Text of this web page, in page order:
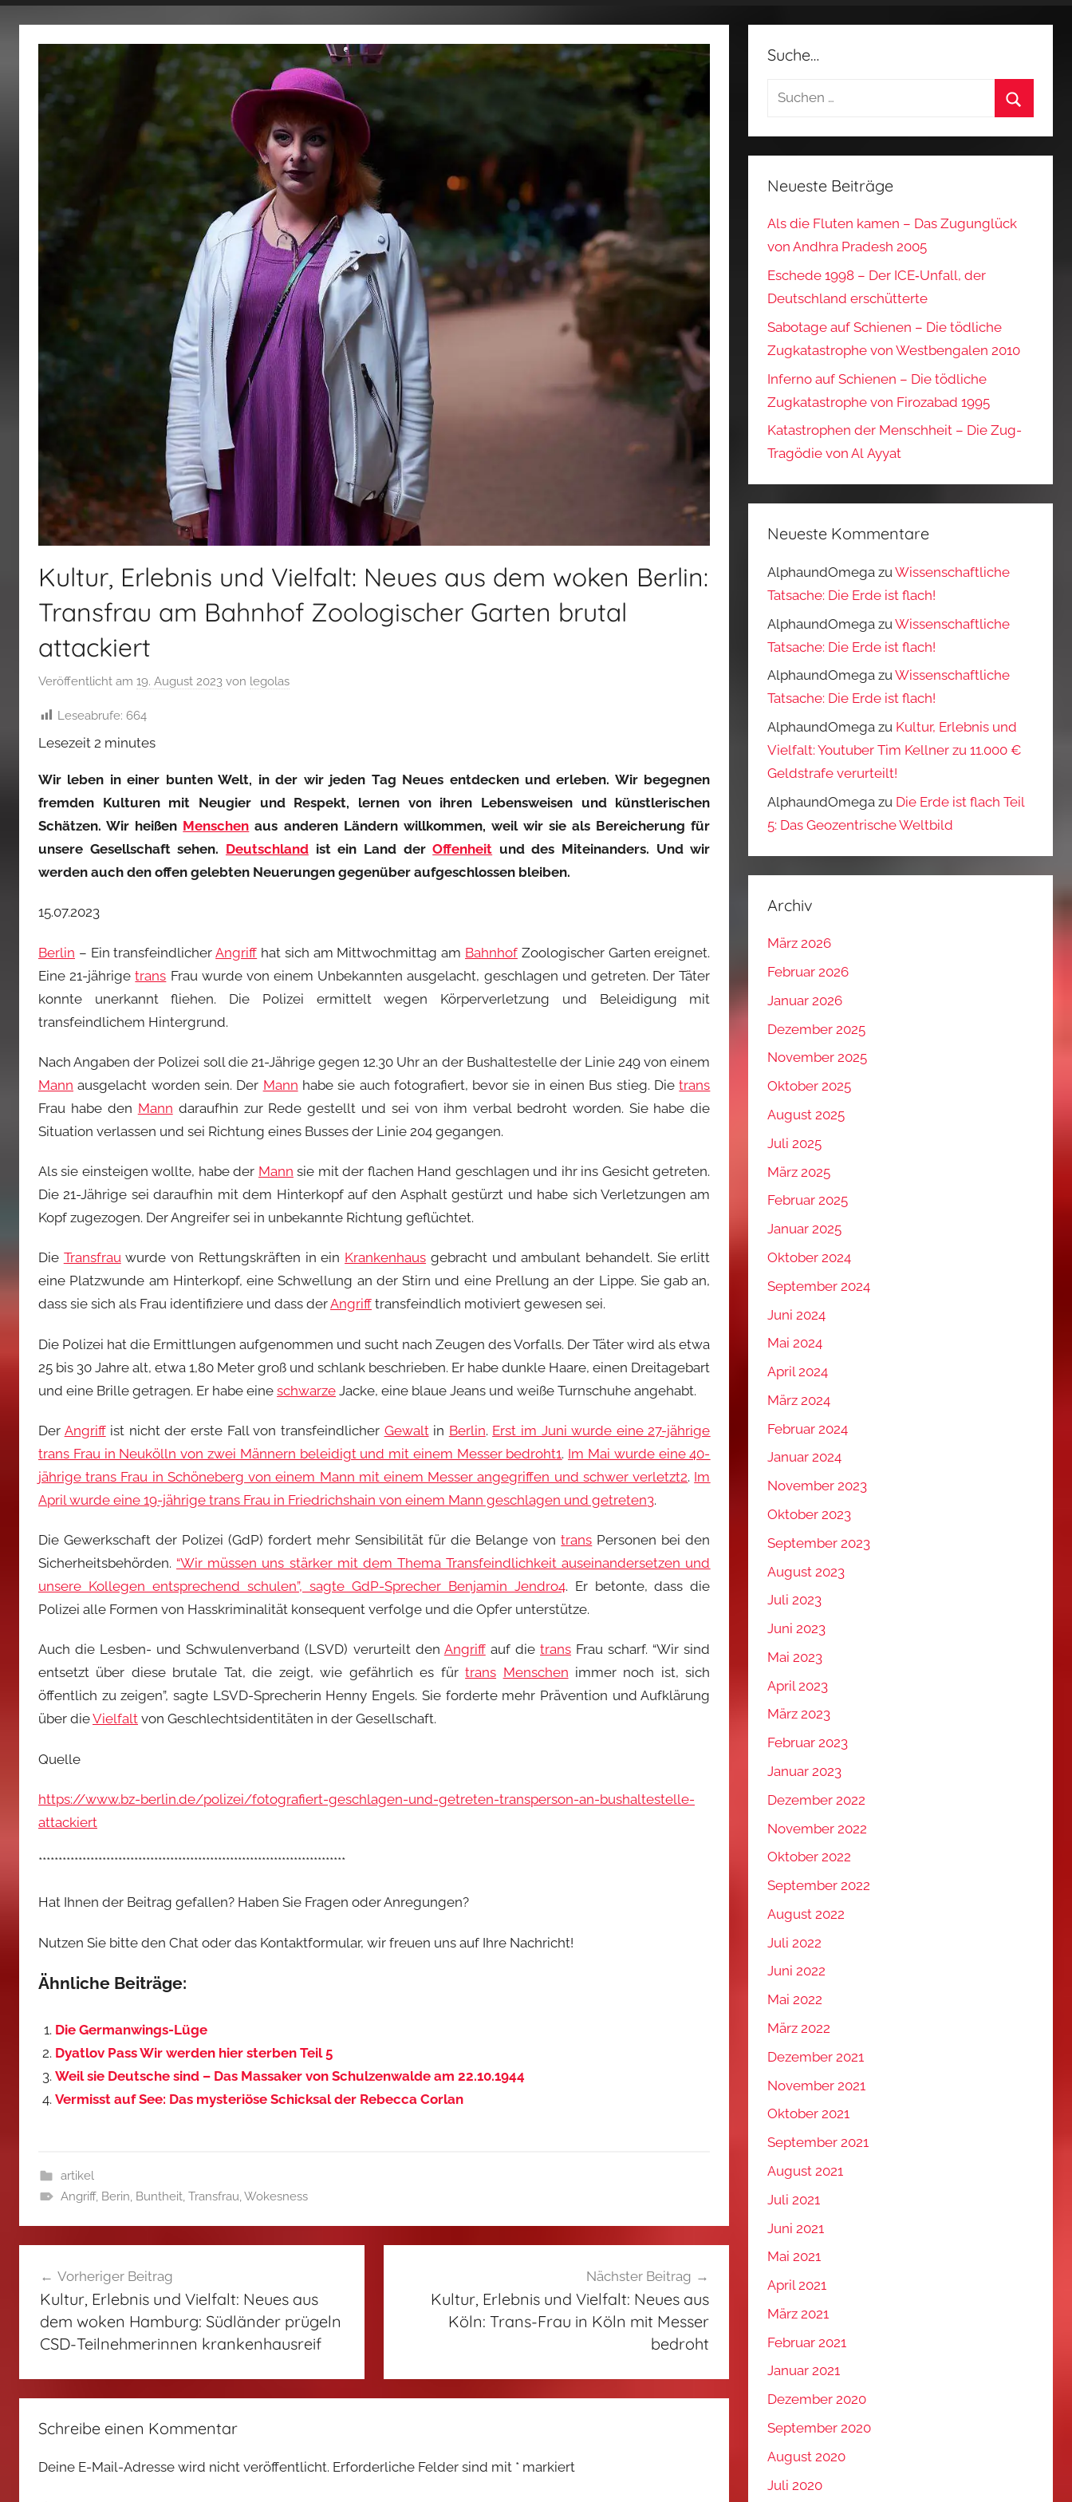
fertig…!
Kultur, Erlebnis und Vielfalt: Neues aus dem woken Berlin:
Transfrau am Bahnhof Zoologischer Garten brutal
attackiert
Veröffentlicht am 19. August 2023 von legolas
Leseabrufe: 664
Lesezeit 2 minutes
Wir leben in einer bunten Welt, in der wir jeden Tag Neues entdecken und erleben. Wir begegnen
fremden Kulturen mit Neugier und Respekt, lernen von ihren Lebensweisen und künstlerischen
Schätzen. Wir heißen Menschen aus anderen Ländern willkommen, weil wir sie als Bereicherung für
unsere Gesellschaft sehen. Deutschlandist ein Land derOffenheit und des Miteinanders. Und wir
werden auch den offen gelebten Neuerungen gegenüber aufgeschlossen bleiben.
15.07.2023
Berlin – Ein transfeindlicherAngriff hat sich am Mittwochmittag am Bahnhof Zoologischer Garten ereignet.
Eine 21-jährigetrans Frau wurde von einem Unbekannten ausgelacht, geschlagen und getreten. Der Täter
konnte unerkannt fliehen. Die Polizei ermittelt wegen Körperverletzung und Beleidigung mit
transfeindlichem Hintergrund.
Nach Angaben der Polizei soll die 21-Jährige gegen 12.30 Uhr an der Bushaltestelle der Linie 249 von einem
Mann ausgelacht worden sein. Der Mann habe sie auch fotografiert, bevor sie in einen Bus stieg. Dietrans
Frau habe den Mann daraufhin zur Rede gestellt und sei von ihm verbal bedroht worden. Sie habe die
Situation verlassen und sei Richtung eines Busses der Linie 204 gegangen.
Als sie einsteigen wollte, habe der Mann sie mit der flachen Hand geschlagen und ihr ins Gesicht getreten.
Die 21-Jährige sei daraufhin mit dem Hinterkopf auf den Asphalt gestürzt und habe sich Verletzungen am
Kopf zugezogen. Der Angreifer sei in unbekannte Richtung geflüchtet.
Die Transfrauwurde von Rettungskräften in ein Krankenhaus gebracht und ambulant behandelt. Sie erlitt
eine Platzwunde am Hinterkopf, eine Schwellung an der Stirn und eine Prellung an der Lippe. Sie gab an,
dass sie sich als Frau identifiziere und dass derAngriff transfeindlich motiviert gewesen sei.
Die Polizei hat die Ermittlungen aufgenommen und sucht nach Zeugen des Vorfalls. Der Täter wird als etwa
25 bis 30 Jahre alt, etwa 1,80 Meter groß und schlank beschrieben. Er habe dunkle Haare, einen Dreitagebart
und eine Brille getragen. Er habe eine schwarze Jacke, eine blaue Jeans und weiße Turnschuhe angehabt.
Der Angriffist nicht der erste Fall von transfeindlicher Gewaltin Berlin. Erst im Juni wurde eine 27-jährige
trans Frau in Neukölln von zwei Männern beleidigt und mit einem Messer bedroht1. Im Mai wurde eine 40-
jährige trans Frau in Schöneberg von einem Mann mit einem Messer angegriffen und schwer verletzt2. Im
April wurde eine 19-jährige trans Frau in Friedrichshain von einem Mann geschlagen und getreten3.
Die Gewerkschaft der Polizei (GdP) fordert mehr Sensibilität für die Belange vontrans Personen bei den
Sicherheitsbehörden. “Wir müssen uns stärker mit dem Thema Transfeindlichkeit auseinandersetzen und
unsere Kollegen entsprechend schulen”, sagte GdP-Sprecher Benjamin Jendro4. Er betonte, dass die
Polizei alle Formen von Hasskriminalität konsequent verfolge und die Opfer unterstütze.
Auch die Lesben- und Schwulenverband (LSVD) verurteilt den Angriffauf dietrans Frau scharf. “Wir sind
entsetzt über diese brutale Tat, die zeigt, wie gefährlich es fürtrans Menschen immer noch ist, sich
öffentlich zu zeigen”, sagte LSVD-Sprecherin Henny Engels. Sie forderte mehr Prävention und Aufklärung
über dieVielfalt von Geschlechtsidentitäten in der Gesellschaft.
Quelle
https://www.bz-berlin.de/polizei/fotografiert-geschlagen-und-getreten-transperson-an-bushaltestelle-
attackiert
*****************************************************************************
Hat Ihnen der Beitrag gefallen? Haben Sie Fragen oder Anregungen?
Nutzen Sie bitte den Chat oder das Kontaktformular, wir freuen uns auf Ihre Nachricht!
Ähnliche Beiträge:
Die Germanwings-Lüge
Dyatlov Pass Wir werden hier sterben Teil 5
Weil sie Deutsche sind – Das Massaker von Schulzenwalde am 22.10.1944
Vermisst auf See: Das mysteriöse Schicksal der Rebecca Corlan
artikel
Angriff, Berin, Buntheit, Transfrau,Wokesness
Vorheriger Beitrag
Kultur, Erlebnis und Vielfalt: Neues aus
dem woken Hamburg: Südländer prügeln
CSD-Teilnehmerinnen krankenhausreif
Nächster Beitrag
Kultur, Erlebnis und Vielfalt: Neues aus
Köln: Trans-Frau in Köln mit Messer
bedroht
Schreibe einen Kommentar
Deine E-Mail-Adresse wird nicht veröffentlicht. Erforderliche Felder sind mit * markiert
Suche…
Suchen
Neueste Beiträge
Als die Fluten kamen – Das Zugunglück
von Andhra Pradesh 2005
Eschede 1998 – Der ICE‑Unfall, der
Deutschland erschütterte
Sabotage auf Schienen – Die tödliche
Zugkatastrophe von Westbengalen 2010
Inferno auf Schienen – Die tödliche
Zugkatastrophe von Firozabad 1995
Katastrophen der Menschheit – Die Zug-
Tragödie von Al Ayyat
Neueste Kommentare
AlphaundOmega zuWissenschaftliche
Tatsache: Die Erde ist flach!
AlphaundOmega zuWissenschaftliche
Tatsache: Die Erde ist flach!
AlphaundOmega zuWissenschaftliche
Tatsache: Die Erde ist flach!
AlphaundOmega zu Kultur, Erlebnis und
Vielfalt: Youtuber Tim Kellner zu 11.000 €
Geldstrafe verurteilt!
AlphaundOmega zu Die Erde ist flach Teil
5: Das Geozentrische Weltbild
Archiv
März 2026
Februar 2026
Januar 2026
Dezember 2025
November 2025
Oktober 2025
August 2025
Juli 2025
März 2025
Februar 2025
Januar 2025
Oktober 2024
September 2024
Juni 2024
Mai 2024
April 2024
März 2024
Februar 2024
Januar 2024
November 2023
Oktober 2023
September 2023
August 2023
Juli 2023
Juni 2023
Mai 2023
April 2023
März 2023
Februar 2023
Januar 2023
Dezember 2022
November 2022
Oktober 2022
September 2022
August 2022
Juli 2022
Juni 2022
Mai 2022
März 2022
Dezember 2021
November 2021
Oktober 2021
September 2021
August 2021
Juli 2021
Juni 2021
Mai 2021
April 2021
März 2021
Februar 2021
Januar 2021
Dezember 2020
September 2020
August 2020
Juli 2020